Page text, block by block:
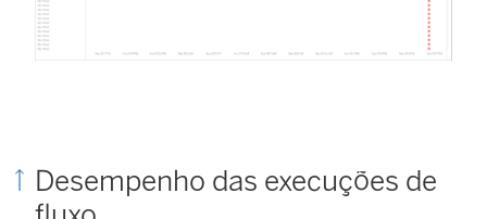
Desempenho das execuções de